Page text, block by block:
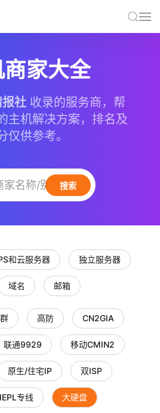
家大全
社收录的服务商，帮
主机解决方案，排名及
仅供参考。
搜索
和云服务器 独立服务器
域名 邮箱
高防 CN2GIA
联通9929 移动CMIN2
原生/住宅IP 双ISP
IEPL专线 大硬盘